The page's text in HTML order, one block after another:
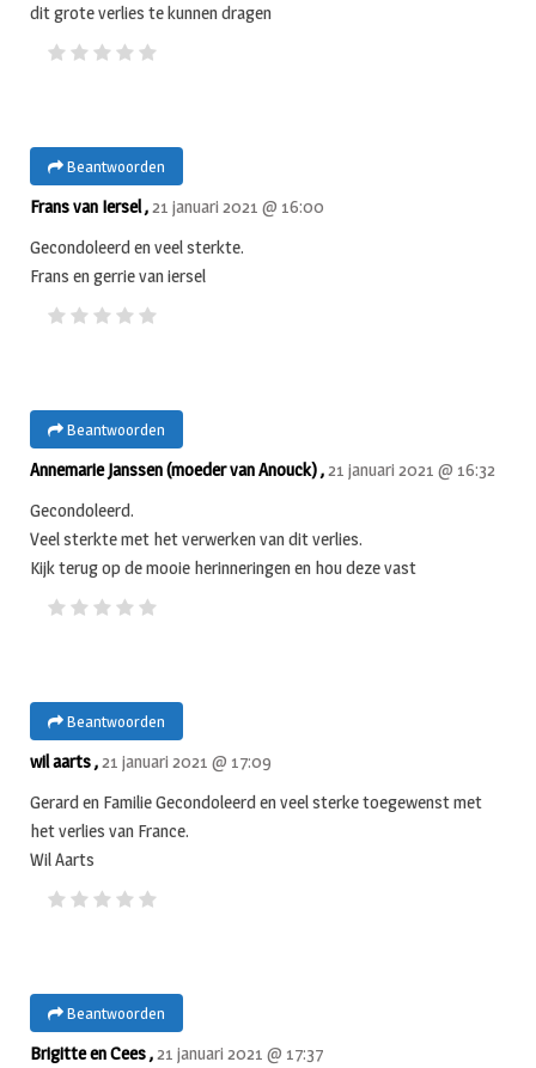
dit grote verlies te kunnen dragen
Beantwoorden
Frans van Iersel ,21 januari 2021 @ 16:00
Gecondoleerd en veel sterkte.
Frans en gerrie van iersel
Beantwoorden
Annemarie Janssen (moeder van Anouck) ,21 januari 2021 @ 16:32
Gecondoleerd.
Veel sterkte met het verwerken van dit verlies.
Kijk terug op de mooie herinneringen en hou deze vast
Beantwoorden
wil aarts ,21 januari 2021 @ 17:09
Gerard en Familie Gecondoleerd en veel sterke toegewenst met
het verlies van France.
Wil Aarts
Beantwoorden
Brigitte en Cees ,21 januari 2021 @ 17:37